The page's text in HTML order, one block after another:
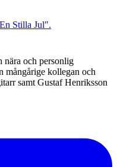
Stilla Jul".
nära och personlig
mångårige kollegan och
samt Gustaf Henriksson